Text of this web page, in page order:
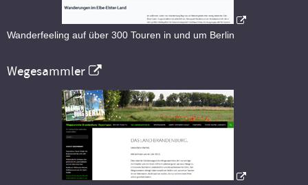
Wanderfeeling auf über 300 Touren in und um Berlin
Wegesammler